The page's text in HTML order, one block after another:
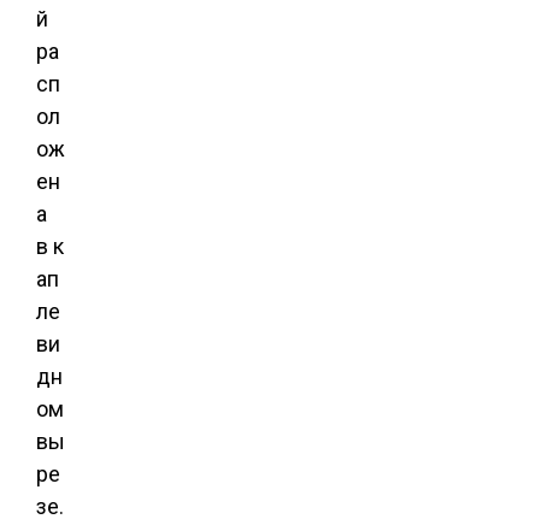
й
ра
сп
ол
ож
ен
а
в к
ап
ле
ви
дн
ом
вы
ре
зе.